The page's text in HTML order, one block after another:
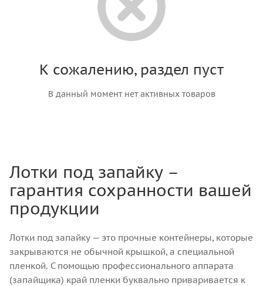
К сожалению, раздел пуст
В данный момент нет активных товаров
Лотки под запайку –
гарантия сохранности вашей
продукции
Лотки под запайку — это прочные контейнеры, которые
закрываются не обычной крышкой, а специальной
пленкой. С помощью профессионального аппарата
(запайщика) край пленки буквально приваривается к